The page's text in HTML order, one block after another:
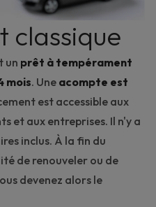
classique
un prêt à tempérament
mois. Une acompte est
est accessible aux
et aux entreprises. Il n'y a
inclus. À la fin du
de renouveler ou de
devenez alors le